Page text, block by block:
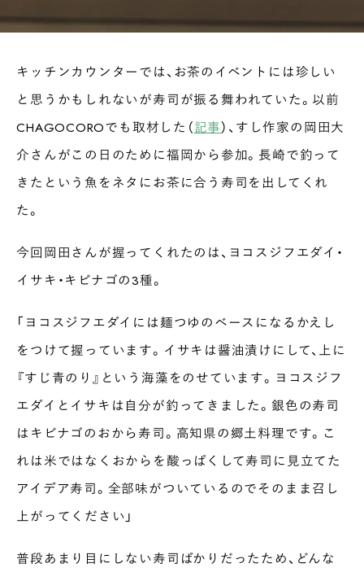
キッチンカウンターでは、お茶のイベントには珍しい
と思うかもしれないが寿司が振る舞われていた。以前
CHAGOCOROでも取材した（記事）、すし作家の岡田大
介さんがこの日のために福岡から参加。長崎で釣って
きたという魚をネタにお茶に合う寿司を出してくれ
た。
今回岡田さんが握ってくれたのは、ヨコスジフエダイ・
イサキ・キビナゴの3種。
「ヨコスジフエダイには麺つゆのベースになるかえし
をつけて握っています。イサキは醤油漬けにして、上に
『すじ青のり』という海藻をのせています。ヨコスジフ
エダイとイサキは自分が釣ってきました。銀色の寿司
はキビナゴのおから寿司。高知県の郷土料理です。こ
れは米ではなくおからを酸っぱくして寿司に見立てた
アイデア寿司。全部味がついているのでそのまま召し
上がってください」
普段あまり目にしない寿司ばかりだったため、どんな